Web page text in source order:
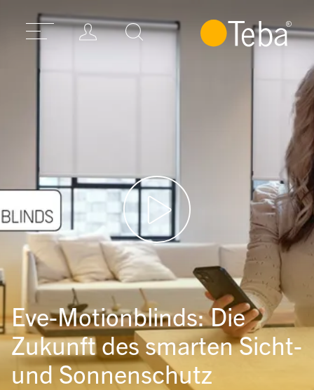
Eve-Motionblinds: Die
Zukunft des smarten Sicht-
und Sonnenschutz